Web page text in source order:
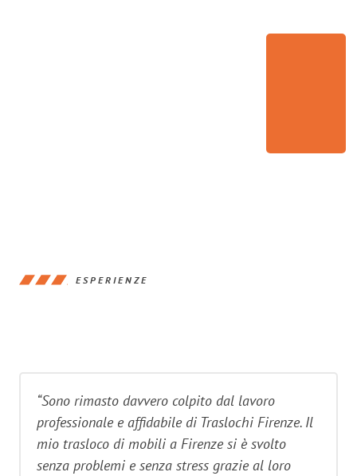
ESPERIENZE
“Sono rimasto davvero colpito dal lavoro
professionale e affidabile di Traslochi Firenze. Il
mio trasloco di mobili a Firenze si è svolto
senza problemi e senza stress grazie al loro